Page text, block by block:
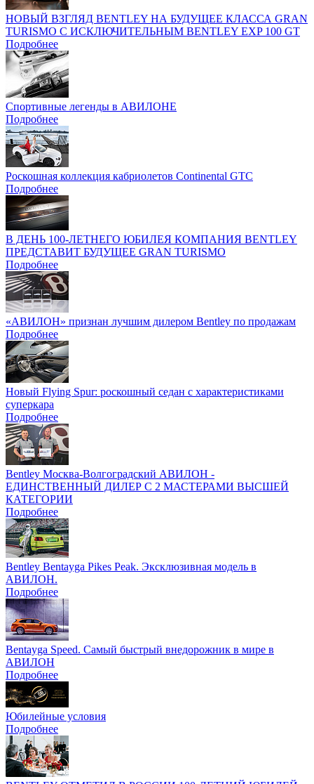
НОВЫЙ ВЗГЛЯД BENTLEY НА БУДУЩЕЕ КЛАССА GRAN
TURISMO C ИСКЛЮЧИТЕЛЬНЫМ BENTLEY EXP 100 GT
Подробнее
Спортивные легенды в АВИЛОНЕ
Подробнее
Роскошная коллекция кабриолетов Continental GTC
Подробнее
В ДЕНЬ 100-ЛЕТНЕГО ЮБИЛЕЯ КОМПАНИЯ BENTLEY
ПРЕДСТАВИТ БУДУЩЕЕ GRAN TURISMO
Подробнее
«АВИЛОН» признан лучшим дилером Bentley по продажам
Подробнее
Новый Flying Spur: роскошный седан с характеристиками
суперкара
Подробнее
Bentley Москва-Волгоградский АВИЛОН -
ЕДИНСТВЕННЫЙ ДИЛЕР С 2 МАСТЕРАМИ ВЫСШЕЙ
КАТЕГОРИИ
Подробнее
Bentley Bentayga Pikes Peak. Эксклюзивная модель в
АВИЛОН.
Подробнее
Bentayga Speed. Самый быстрый внедорожник в мире в
АВИЛОН
Подробнее
Юбилейные условия
Подробнее